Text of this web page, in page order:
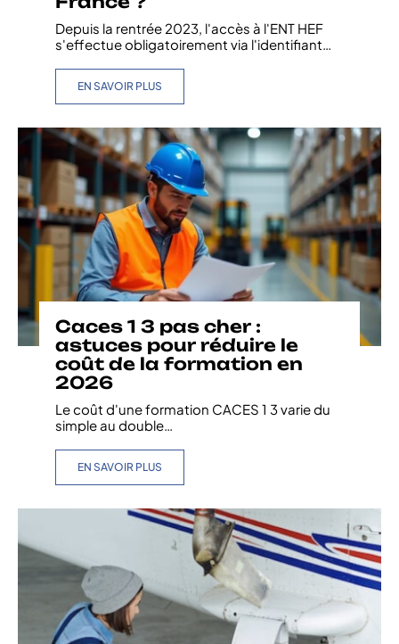
Depuis la rentrée 2023, l'accès à l'ENT HEF
s'effectue obligatoirement via l'identifiant…
EN SAVOIR PLUS
Caces 1 3 pas cher :
astuces pour réduire le
coût de la formation en
2026
Le coût d'une formation CACES 1 3 varie du
simple au double…
EN SAVOIR PLUS